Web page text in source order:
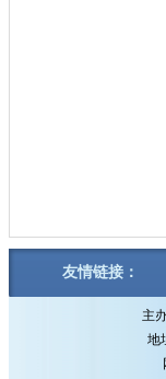
友情链接：
主
地